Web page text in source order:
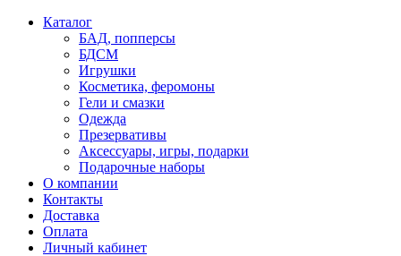
Каталог
БАД, попперсы
БДСМ
Игрушки
Косметика, феромоны
Гели и смазки
Одежда
Презервативы
Аксессуары, игры, подарки
Подарочные наборы
О компании
Контакты
Доставка
Оплата
Личный кабинет